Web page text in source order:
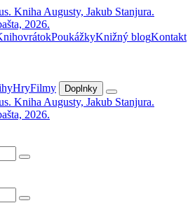
PoukážkyKnižný blogKontakt
HryFilmy Doplnky